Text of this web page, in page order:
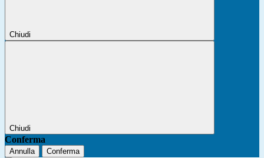
Chiudi
Chiudi
Conferma
Annulla Conferma